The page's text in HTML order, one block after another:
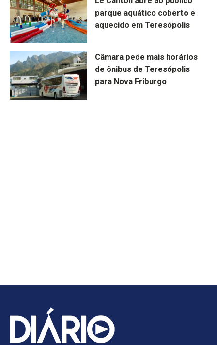
parque aquático coberto e
aquecido em Teresópolis
Câmara pede mais horários
de ônibus de Teresópolis
para Nova Friburgo